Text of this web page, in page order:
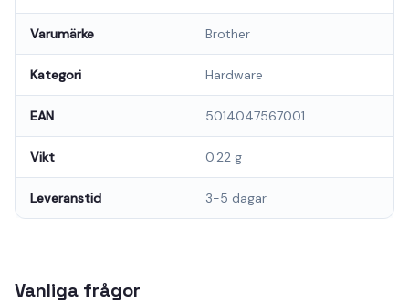
Varumärke Brother
Kategori Hardware
EAN 5014047567001
Vikt 0.22 g
Leveranstid 3-5 dagar
Vanliga frågor